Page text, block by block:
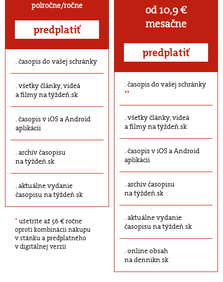
polročne/ročne
predplatiť
časopis do vašej schránky
všetky články, videá
a filmy na týždeň.sk
časopis v iOS a Android
aplikácii
archív časopisu
na týždeň.sk
aktuálne vydanie
časopisu na týždeň.sk
* ušetríte až 56 € ročne
oproti kombinácii nákupu
v stánku a predplatného
v digitálnej verzii
od 10,9 €
mesačne
predplatiť
časopis do vašej schránky
**
všetky články, videá
a filmy na týždeň.sk
časopis v iOS a Android
aplikácii
archív časopisu
na týždeň.sk
aktuálne vydanie
časopisu na týždeň.sk
online obsah
na dennikn.sk